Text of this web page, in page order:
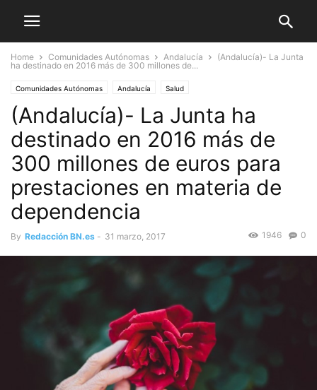
Home Comunidades Autónomas Andalucía
(Andalucía)- La Junta
ha destinado en 2016 más de 300 millones de...
Comunidades Autónomas Andalucía Salud
(Andalucía)- La Junta ha
destinado en 2016 más de
300 millones de euros para
prestaciones en materia de
dependencia
By Redacción BN.es - 31 marzo, 2017 0
1946